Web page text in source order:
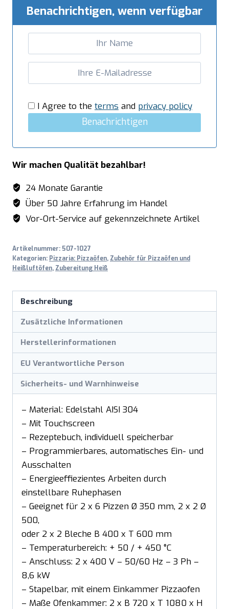
Modell
Benachrichtigen, wenn verfügbar
I Agree to the terms and privacy policy
Benachrichtigen
Wir machen Qualität bezahlbar!
24 Monate Garantie
Über 50 Jahre Erfahrung im Handel
Vor-Ort-Service auf gekennzeichnete Artikel
Artikelnummer: 507-1027
Kategorien: Pizzaria: Pizzaöfen, Zubehör für Pizzaöfen und
Heißluftöfen, Zubereitung Heiß
Beschreibung
Zusätzliche Informationen
Herstellerinformationen
EU Verantwortliche Person
Sicherheits- und Warnhinweise
– Material: Edelstahl AISI 304
– Mit Touchscreen
– Rezeptebuch, individuell speicherbar
– Programmierbares, automatisches Ein- und
Ausschalten
– Energieeffiezientes Arbeiten durch
einstellbare Ruhephasen
– Geeignet für 2 x 6 Pizzen Ø 350 mm, 2 x 2 Ø
500,
oder 2 x 2 Bleche B 400 x T 600 mm
– Temperaturbereich: + 50 / + 450 °C
– Anschluss: 2 x 400 V – 50/60 Hz – 3 Ph –
8,6 kW
– Stapelbar, mit einem Einkammer Pizzaofen
– Maße Ofenkammer: 2 x B 720 x T 1080 x H